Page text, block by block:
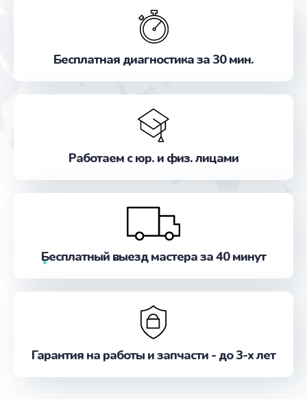
Бесплатная диагностика за 30 мин.
Работаем с юр. и физ. лицами
Бесплатный выезд мастера за 40 минут
Гарантия на работы и запчасти - до 3-х лет